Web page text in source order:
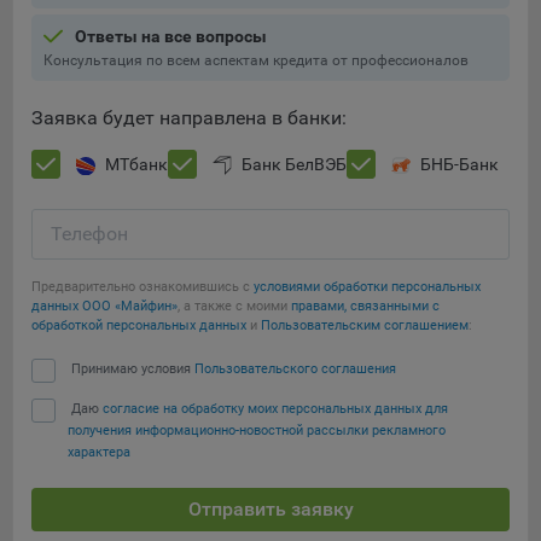
пользователей с сайтом.
контента. Данные файлы cookie собирают информацию о
позволяют Обществу «запомнить» информацию о
настраивать сайт.
9.4. Аналитические файлы cookie, например
Яндекс.Метрика, Google Analytics. Данные файлы cookie
собирают информацию о том, как пользователь
использовал сайты, и позволяют Обществу вносить в них
улучшения.
Аналитические файлы cookie показывают, какие страницы
сайта Общества посещаются чаще всего, помогают
сайта, а также позволяют оценить эффективность
рекламы. Благодаря этому у Общества есть возможность
Сохранить мои изменения
Сохранить по умолчанию
Ответы на все вопросы
Консультация по всем аспектам кредита от профессионалов
Заявка будет направлена в банки:
МТбанк Банк БелВЭБ БНБ-Банк
Телефон
Предварительно ознакомившись с условиями обработки персональных
данных ООО «Майфин», а также с моими правами, связанными с
обработкой персональных данных и Пользовательским соглашением:
Принимаю условия Пользовательского соглашения
Даю согласие на обработку моих персональных данных для
получения информационно-новостной рассылки рекламного
характера
Отправить заявку